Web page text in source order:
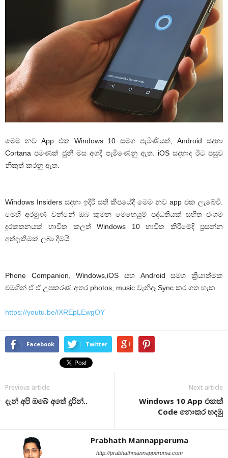
මෙම නව App එක Windows 10 සමග පැමිණියත්, Android සදහා
Cortana පමණක් ජුනි මස අගදී පැමිණෙනු ඇත. iOS සදහාද ඊට පසුව
නිකුත් කරනු ඇත.
Windows Insiders සදහා ඉදිරි සති කීපයේදී මෙම නව app එක ලැබේවි.
මෙහි අරමුණ වන්නේ ඔබ කුමන මෙහෙයුම් පද්ධතියක් සහිත ජංගම
දුරකතනයක් භාවිත කලත් Windows 10 භාවිත කිරීමේදී ප්‍රසන්න
අත්දැකීමක් ලබා දීමයි.
Phone Companion, Windows,iOS සහ Android සමග ක්‍රියාත්මක
එමගින් ඒ ඒ උපකරණ අතර photos, music වැනිදෑ Sync කර ගත හැක.
https://youtu.be/lXREpLEwgOY
Facebook Twitter
Previous article
දැන් අපි ඔබේ අතේ දුරින්..
Next article
Windows 10 App එකක්
Code නොකර හදමු
Prabhath Mannapperuma
http://prabhathmannapperuma.com